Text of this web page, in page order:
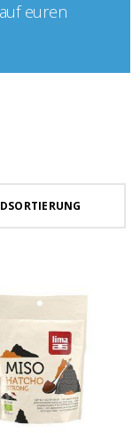
euren